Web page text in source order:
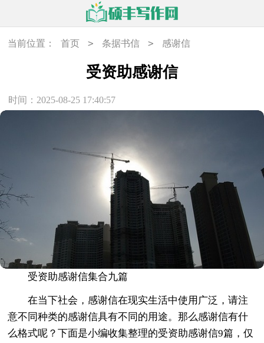
当前位置： 首页 > 条据书信 > 感谢信
受资助感谢信
时间：2025-08-25 17:40:57
受资助感谢信集合九篇
在当下社会，感谢信在现实生活中使用广泛，请注
意不同种类的感谢信具有不同的用途。那么感谢信有什
么格式呢？下面是小编收集整理的受资助感谢信9篇，仅